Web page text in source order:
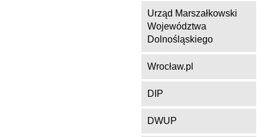
Urząd Marszałkowski
Województwa
Dolnośląskiego
Wrocław.pl
DIP
DWUP